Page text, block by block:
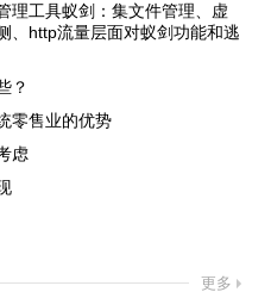
理工具蚁剑：集文件管理、虚
、http流量层面对蚁剑功能和逃
？
零售业的优势
虑
更多